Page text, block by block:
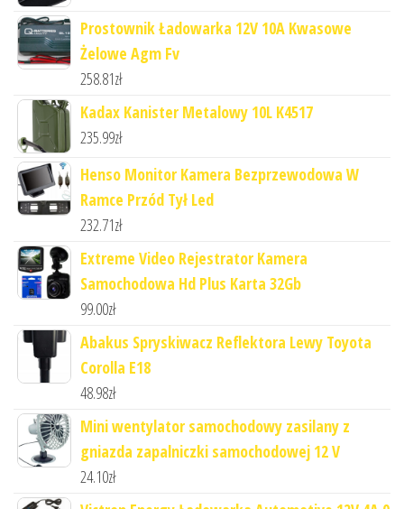
Prostownik Ładowarka 12V 10A Kwasowe
Żelowe Agm Fv
258.81zł
Kadax Kanister Metalowy 10L K4517
235.99zł
Henso Monitor Kamera Bezprzewodowa W
Ramce Przód Tył Led
232.71zł
Extreme Video Rejestrator Kamera
Samochodowa Hd Plus Karta 32Gb
99.00zł
Abakus Spryskiwacz Reflektora Lewy Toyota
Corolla E18
48.98zł
Mini wentylator samochodowy zasilany z
gniazda zapalniczki samochodowej 12 V
24.10zł